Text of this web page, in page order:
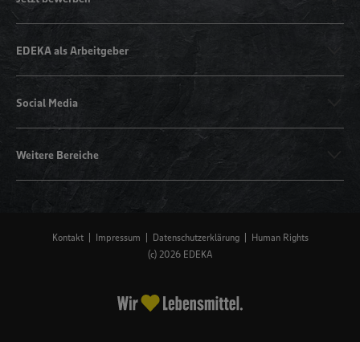
EDEKA als Arbeitgeber
Social Media
Weitere Bereiche
Kontakt Impressum Datenschutzerklärung
Human Rights
(c) 2026 EDEKA